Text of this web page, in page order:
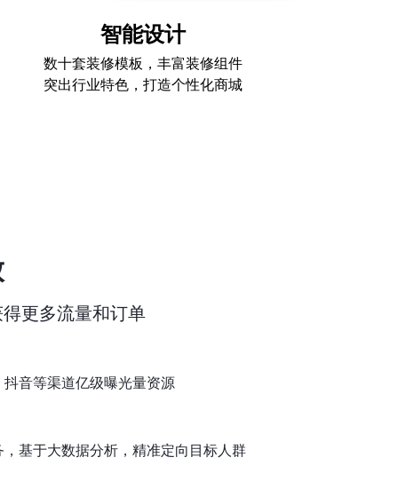
智能设计
数十套装修模板，丰富装修组件
突出行业特色，打造个性化商城
更多流量和订单
音等渠道亿级曝光量资源
基于大数据分析，精准定向目标人群